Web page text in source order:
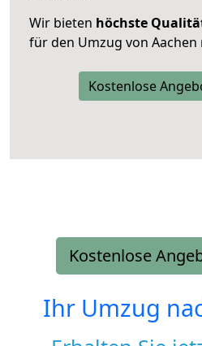
Wir bieten höchste
für den Umzug von Aachen
Kostenlose
Kostenlose
Ihr Umzug